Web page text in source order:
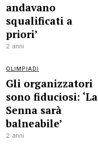
andavano
squalificati a
priori’
2 anni
OLIMPIADI
Gli organizzatori
sono fiduciosi: ‘La
Senna sarà
balneabile’
2 anni